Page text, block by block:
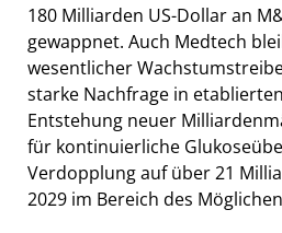
180 Milliarden US-Dollar an
gewappnet. Auch Medtech
wesentlicher
starke Nachfrage in
Entstehung neuer
für kontinuierliche
Verdopplung auf über 21
2029 im Bereich des